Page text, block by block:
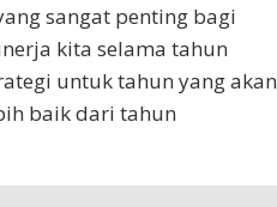
sangat penting bagi
kita selama tahun
untuk tahun yang akan
baik dari tahun